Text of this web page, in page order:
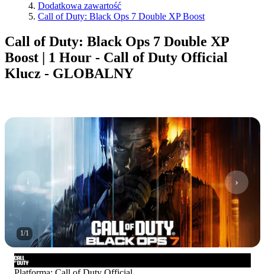
Dodatkowa zawartość
Call of Duty: Black Ops 7 Double XP Boost
Call of Duty: Black Ops 7 Double XP
Boost | 1 Hour - Call of Duty Official
Klucz - GLOBALNY
1/1